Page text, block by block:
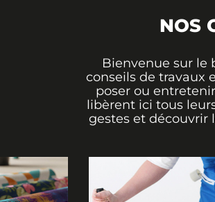
NOS
Bienvenue sur le
conseils de travaux
poser ou
libèrent ici tous
gestes et découvrir